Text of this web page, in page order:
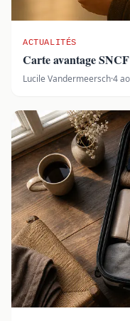
ACTUALITÉS
Carte avantage
Lucile Vandermeersch·4